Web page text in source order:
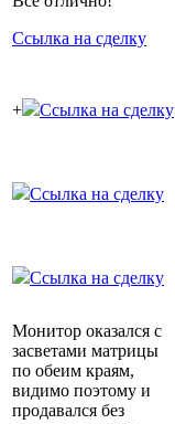
Ссылка на сделку
+ Ссылка на сделку
Ссылка на сделку
Ссылка на сделку
Монитор оказался с
засветами матрицы
по обеим краям,
видимо поэтому и
продавался без